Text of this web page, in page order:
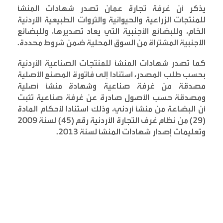
يذكر أن غرفة تجارة عمان تصدر شهادات المنشأ
للمنتجات الزراعية والحيوانية والثروات الطبيعية الأردنية
الخام، وللبضائع الأجنبية التي يعاد تصديرها، وللبضائع
الأجنبية المشتراة من السوق المحلية ضمن شروط محددة.
كما تصدر شهادات المنشأ للمنتجات الصناعية الأردنية
بحسب طلب المصدر، استنادا إلى فاتورة المصنع الأصلية
مصدقة من غرفة صناعية وشهادة منشأ أصلية
ومصدقة حسب الأصول صادرة عن غرفة صناعية تثبت
أن البضاعة من منشأ أردني، وذلك استنادا لأحكام المادة
(29) من نظام غرف التجارة الأردنية رقم (45) لسنة 2009
وتعليمات إصدار شهادات المنشأ لسنة 2013
.